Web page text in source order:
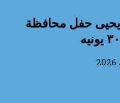
حفل محافظة